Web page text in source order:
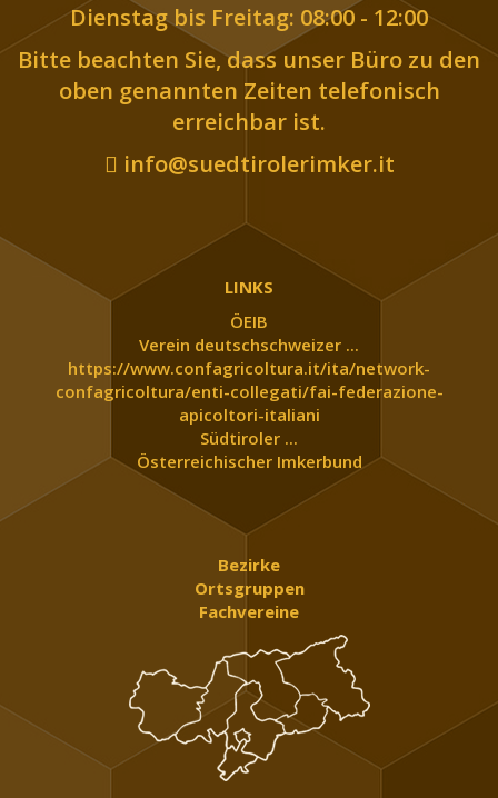
Dienstag bis Freitag: 08:00 - 12:00
Bitte beachten Sie, dass unser Büro zu den
oben genannten Zeiten telefonisch
erreichbar ist.
info@suedtirolerimker.it
LINKS
ÖEIB
Verein deutschschweizer ...
https://www.confagricoltura.it/ita/network-
confagricoltura/enti-collegati/fai-federazione-
apicoltori-italiani
Südtiroler ...
Österreichischer Imkerbund
Bezirke
Ortsgruppen
Fachvereine